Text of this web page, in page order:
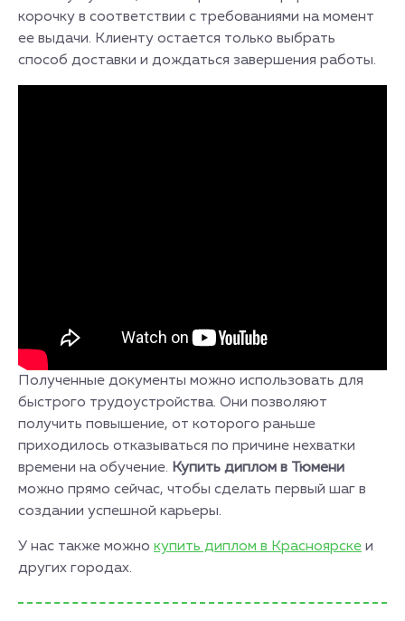
корочку в соответствии с требованиями на момент
ее выдачи. Клиенту остается только выбрать
способ доставки и дождаться завершения работы.
Полученные документы можно использовать для
быстрого трудоустройства. Они позволяют
получить повышение, от которого раньше
приходилось отказываться по причине нехватки
времени на обучение. Купить диплом в Тюмени
можно прямо сейчас, чтобы сделать первый шаг в
создании успешной карьеры.
У нас также можно купить диплом в Красноярске и
других городах.